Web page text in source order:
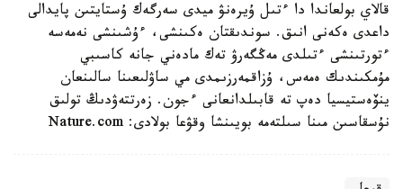
قالاي بولعاندا دا ءتىل ۇيرەنۋ ميدى سەرگەك ۇستايتىن پايدالى
داعدى ەكەنى انىق. سوندىقتان ەكىنشى، ءۇشىنشى نەمەسە
ءتورتىنشى ءتىلدى مەڭگەرۋ تەك مادەني جانە كاسىبي
مۇمكىندىك ەمەس، ۇزاقمەرزىمدى مي ساۋلىعىنا سالىنعان
ينۆەستيسيا دەپ تە قابىلدانعانى ءجون. زەرتتەۋدىڭ تولىق
نۇسقاسىن مىنا سىلتەمە بويىنشا وقۋعا بولادى: Nature.com